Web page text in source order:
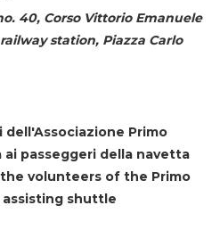
40, Corso Vittorio Emanuele
station, Piazza Carlo
dell'Associazione Primo
passeggeri della navetta
volunteers of the Primo
shuttle